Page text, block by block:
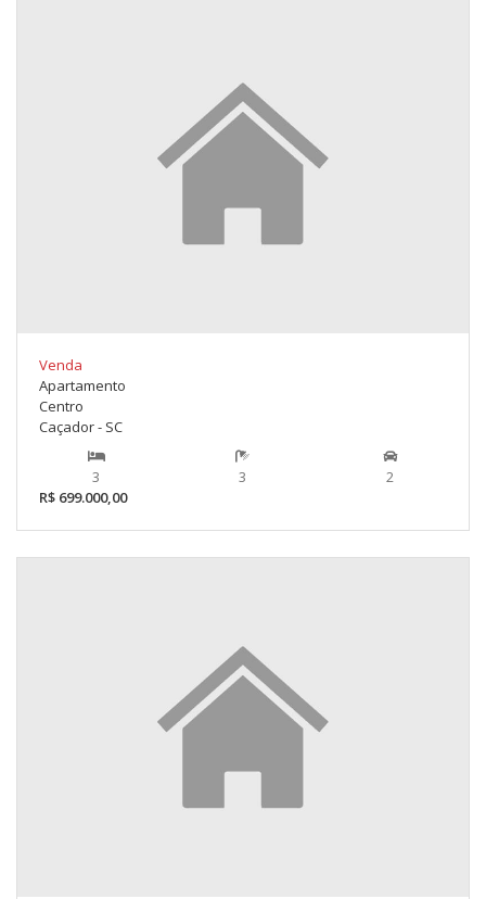
Venda
Apartamento
Centro
Caçador - SC
3 3
2
R$ 699.000,00